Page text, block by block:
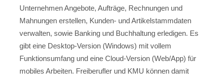
Unternehmen Angebote, Aufträge, Rechnungen und
Mahnungen erstellen, Kunden- und Artikelstammdaten
verwalten, sowie Banking und Buchhaltung erledigen. Es
gibt eine Desktop-Version (Windows) mit vollem
Funktionsumfang und eine Cloud-Version (Web/App) für
mobiles Arbeiten. Freiberufler und KMU können damit